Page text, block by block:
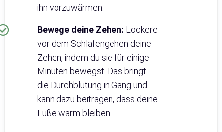
ihn vorzuwärmen.
Bewege deine Zehen: Lockere
vor dem Schlafengehen deine
Zehen, indem du sie für einige
Minuten bewegst. Das bringt
die Durchblutung in Gang und
kann dazu beitragen, dass deine
Füße warm bleiben.